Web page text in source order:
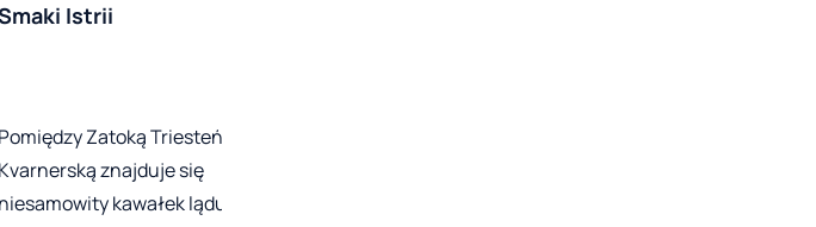
Istrii
Pomiędzy Zatoką Triesteńska a
Kvarnerską znajduje się
niesamowity kawałek lądu, który